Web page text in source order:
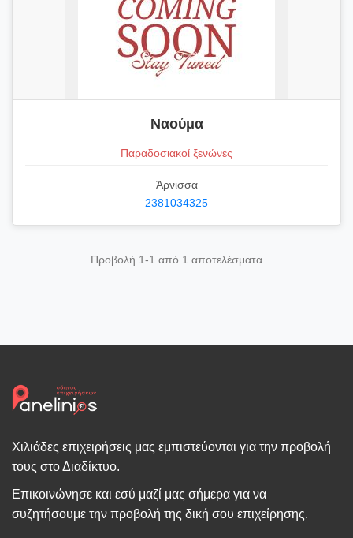
Ναούμα
Παραδοσιακοί ξενώνες
Άρνισσα
2381034325
Προβολή 1-1 από 1 αποτελέσματα
Χιλιάδες επιχειρήσεις μας εμπιστεύονται για την προβολή
τους στο Διαδίκτυο.
Επικοινώνησε και εσύ μαζί μας σήμερα για να
συζητήσουμε την προβολή της δική σου επιχείρησης.